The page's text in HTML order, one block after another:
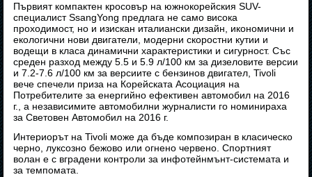
Първият компактен кросовър на южнокорейския SUV-
специалист SsangYong предлага не само висока
проходимост, но и изискан италиански дизайн, икономични и
екологични нови двигатели, модерни скоростни кутии и
водещи в класа динамични характеристики и сигурност. Със
среден разход между 5.5 и 5.9 л/100 км за дизеловите версии
и 7.2-7.6 л/100 км за версиите с бензинов двигател, Tivoli
вече спечели приза на Корейската Асоциация на
Потребителите за енергийно ефективен автомобил на 2016
г., а независимите автомобилни журналисти го номинираха
за Световен Автомобил на 2016 г.
Интериорът на Tivoli може да бъде композиран в класическо
черно, луксозно бежово или огнено червено. Спортният
волан е с вградени контроли за инфотейнмънт-системата и
за темпомата.